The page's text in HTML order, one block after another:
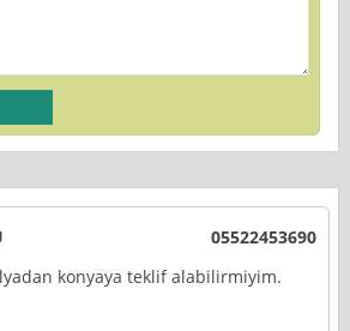
05522453690
konyaya teklif alabilirmiyim.